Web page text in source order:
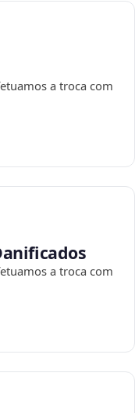
a troca com
a troca com